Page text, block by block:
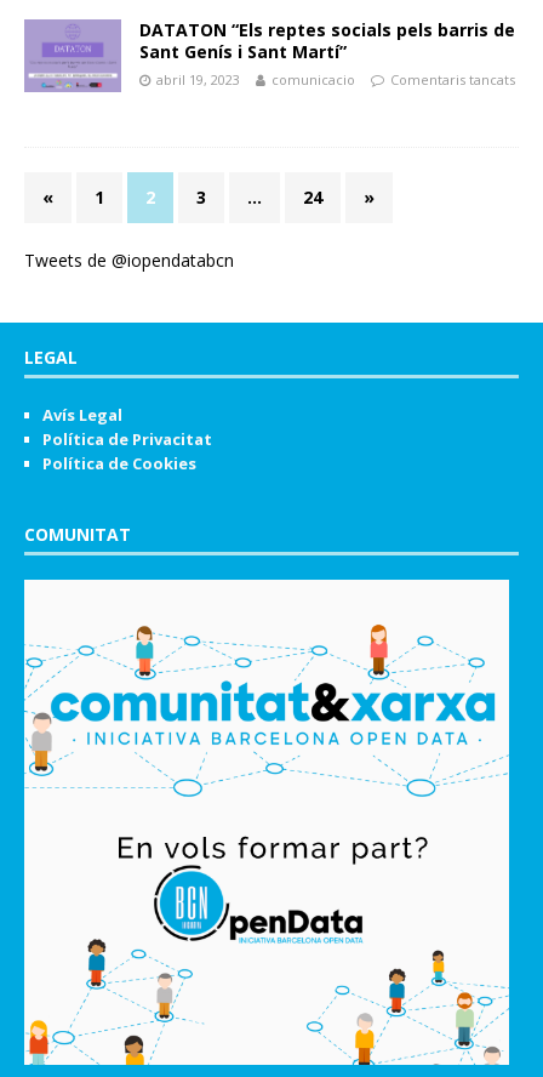
DATATON “Els reptes socials pels barris de
Sant Genís i Sant Martí”
abril 19, 2023 comunicacio Comentaris tancats
« 1 2 3 … 24 »
Tweets de @iopendatabcn
LEGAL
Avís Legal
Política de Privacitat
Política de Cookies
COMUNITAT